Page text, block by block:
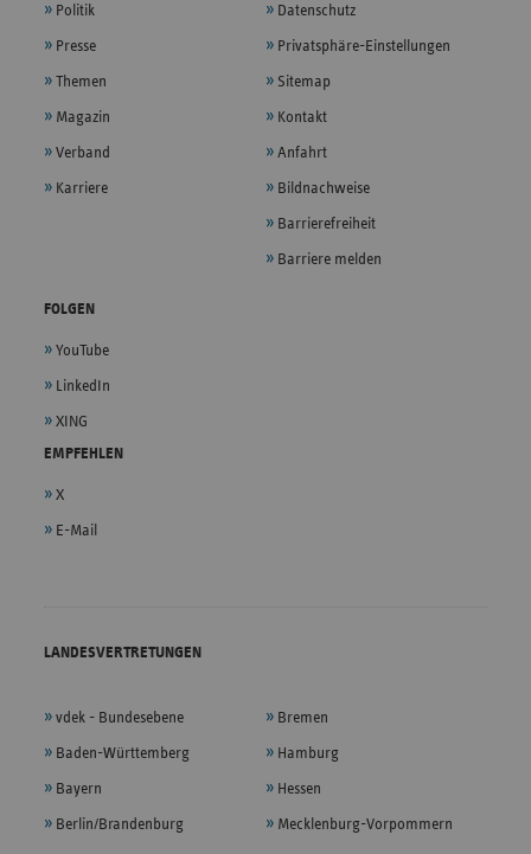
Politik
Presse
Themen
Magazin
Verband
Karriere
Datenschutz
Privatsphäre-Einstellungen
Sitemap
Kontakt
Anfahrt
Bildnachweise
Barrierefreiheit
Barriere melden
FOLGEN
YouTube
LinkedIn
XING
EMPFEHLEN
X
E-Mail
LANDESVERTRETUNGEN
vdek - Bundesebene
Baden-Württemberg
Bayern
Berlin/Brandenburg
Bremen
Hamburg
Hessen
Mecklenburg-Vorpommern